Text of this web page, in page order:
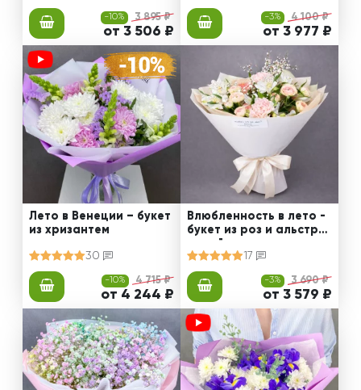
-10% 3 895 ₽
от 3 506 ₽
-3% 4 100 ₽
от 3 977 ₽
Лето в Венеции – букет
из хризантем
30
-10% 4 715 ₽
от 4 244 ₽
Влюбленность в лето -
букет из роз и альстро
мерий
17
-3% 3 690 ₽
от 3 579 ₽